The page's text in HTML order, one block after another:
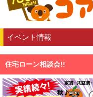
イベント情報
住宅ローン相談会!!